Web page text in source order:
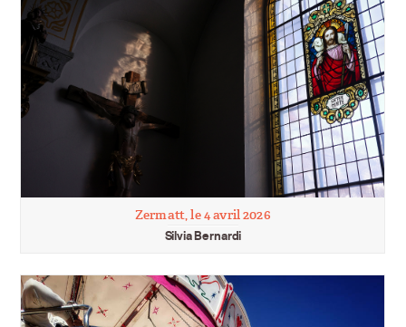
Zermatt, le 4 avril 2026
Silvia Bernardi